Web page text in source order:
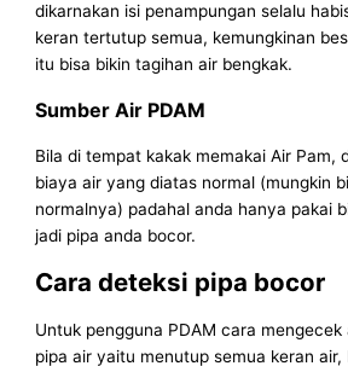
dikarnakan isi penampungan selalu
keran tertutup semua, kemungkinan
itu bisa bikin tagihan air bengkak.
Sumber Air PDAM
Bila di tempat kakak memakai Air Pam,
biaya air yang diatas normal (mungkin
normalnya) padahal anda hanya pakai
jadi pipa anda bocor.
Cara deteksi pipa bocor
Untuk pengguna PDAM cara
pipa air yaitu menutup semua keran air,